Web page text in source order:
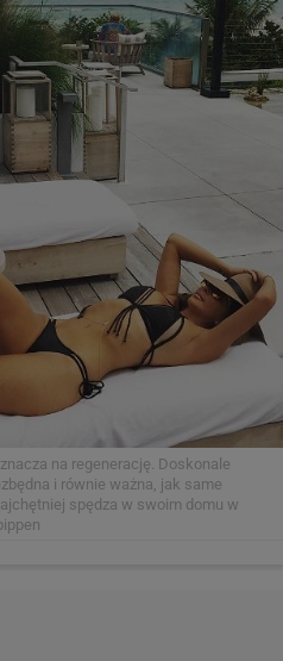
na regenerację. Doskonale
i równie ważna, jak same
spędza w swoim domu w